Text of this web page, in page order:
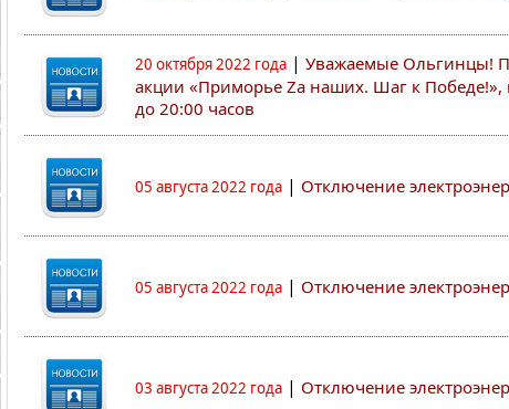
20 октября 2022 года | Уважаемые Ольгинцы!
акции «Приморье Zа наших. Шаг к Победе!»,
до 20:00 часов
05 августа 2022 года | Отключение
05 августа 2022 года | Отключение
03 августа 2022 года | Отключение